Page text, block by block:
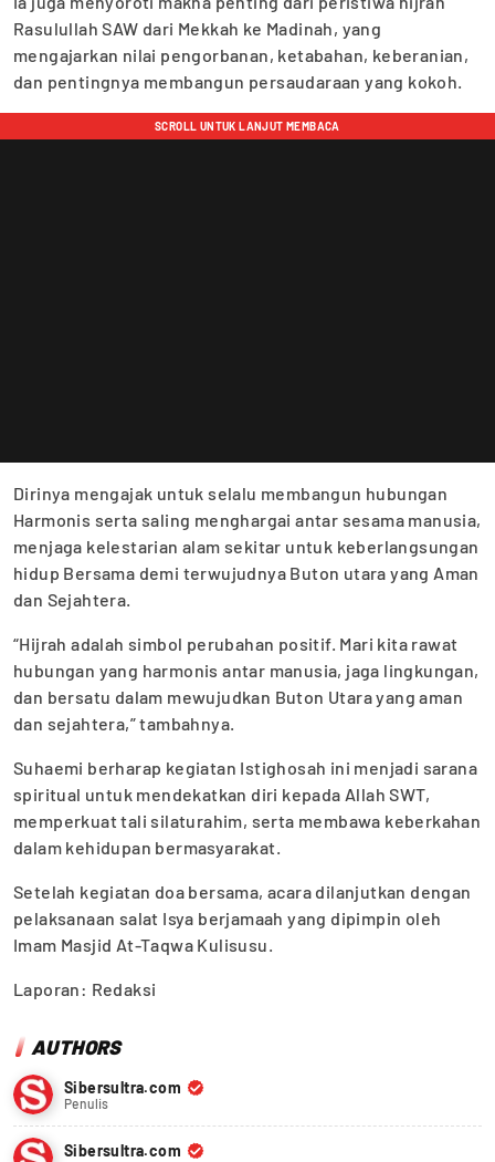
Rasulullah SAW dari Mekkah ke Madinah, yang
mengajarkan nilai pengorbanan, ketabahan, keberanian,
dan pentingnya membangun persaudaraan yang kokoh.
Dirinya mengajak untuk selalu membangun hubungan
Harmonis serta saling menghargai antar sesama manusia,
menjaga kelestarian alam sekitar untuk keberlangsungan
hidup Bersama demi terwujudnya Buton utara yang Aman
dan Sejahtera.
“Hijrah adalah simbol perubahan positif. Mari kita rawat
hubungan yang harmonis antar manusia, jaga lingkungan,
dan bersatu dalam mewujudkan Buton Utara yang aman
dan sejahtera,” tambahnya.
Suhaemi berharap kegiatan Istighosah ini menjadi sarana
spiritual untuk mendekatkan diri kepada Allah SWT,
memperkuat tali silaturahim, serta membawa keberkahan
dalam kehidupan bermasyarakat.
Setelah kegiatan doa bersama, acara dilanjutkan dengan
pelaksanaan salat Isya berjamaah yang dipimpin oleh
Imam Masjid At-Taqwa Kulisusu.
Laporan: Redaksi
AUTHORS
Sibersultra.com
Penulis
Sibersultra.com